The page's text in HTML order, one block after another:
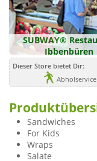
SUBWAY®
Ibbenbüren
Dieser Store bietet Dir:
Abholservice
Sandwiches
For Kids
Wraps
Salate